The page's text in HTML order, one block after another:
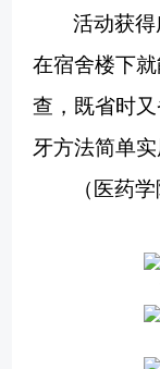
活动获得
在宿舍楼下
查，既省时
牙方法简单
（医药学